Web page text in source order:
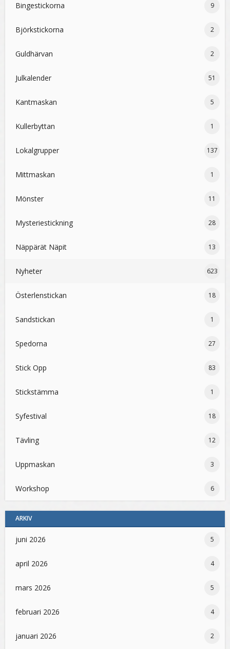
Bingestickorna 9
Björkstickorna 2
Guldhärvan 2
Julkalender 51
Kantmaskan 5
Kullerbyttan 1
Lokalgrupper 137
Mittmaskan 1
Mönster 11
Mysteriestickning 28
Näppärät Näpit 13
Nyheter 623
Österlenstickan 18
Sandstickan 1
Spedorna 27
Stick Opp 83
Stickstämma 1
Syfestival 18
Tävling 12
Uppmaskan 3
Workshop 6
ARKIV
juni 2026 5
april 2026 4
mars 2026 5
februari 2026 4
januari 2026 2